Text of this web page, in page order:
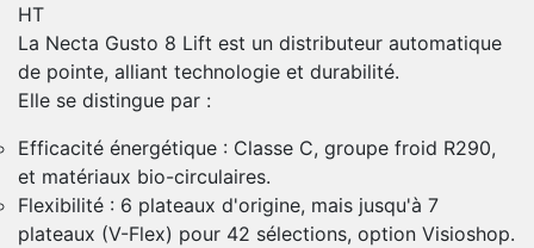
HT
La Necta Gusto 8 Lift est un distributeur automatique
de pointe, alliant technologie et durabilité.
Elle se distingue par :
Efficacité énergétique : Classe C, groupe froid R290,
et matériaux bio-circulaires.
Flexibilité : 6 plateaux d'origine, mais jusqu'à 7
plateaux (V-Flex) pour 42 sélections, option Visioshop.